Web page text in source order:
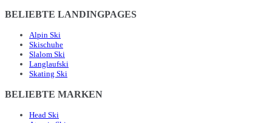
BELIEBTE LANDINGPAGES
Alpin Ski
Skischuhe
Slalom Ski
Langlaufski
Skating Ski
BELIEBTE MARKEN
Head Ski